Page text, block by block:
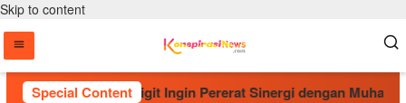
Skip to content
Special Content
Kapolri Sigit Ingin Pererat Sinergi dengan Muhammadiyah